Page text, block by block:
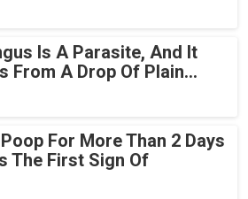
Is A Parasite, And It
From A Drop Of Plain...
For More Than 2 Days
The First Sign Of